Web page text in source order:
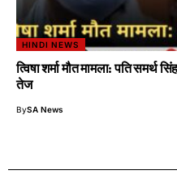
HINDI NEWS
त्विषा शर्मा मौत मामला: पति
तेज
BySA News